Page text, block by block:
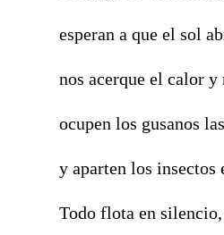
esperan a que el sol
nos acerque el calor
ocupen los gusanos
y aparten los
Todo flota en